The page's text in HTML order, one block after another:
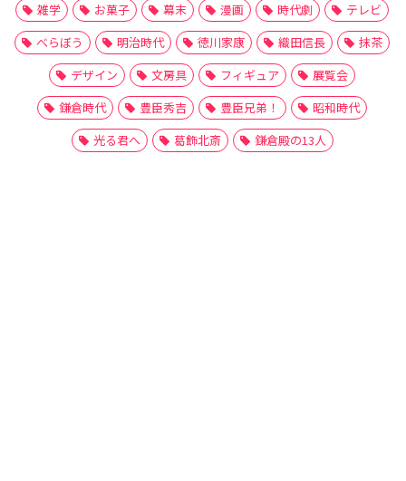
雑学
お菓子 幕末 漫画 時代劇
テレビ
べらぼう
明治時代 徳川家康 織田信長
抹茶
デザイン
文房具 フィギュア
展覧会
鎌倉時代
豊臣秀吉 豊臣兄弟！
昭和時代
光る君へ
葛飾北斎 鎌倉殿の13人